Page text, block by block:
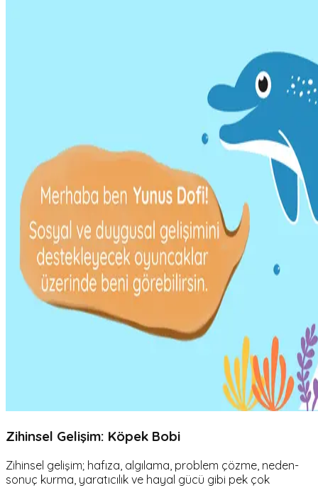
Zihinsel Gelişim: Köpek Bobi
Zihinsel gelişim; hafıza, algılama, problem çözme, neden-
sonuç kurma, yaratıcılık ve hayal gücü gibi pek çok